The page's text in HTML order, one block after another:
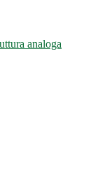
analoga